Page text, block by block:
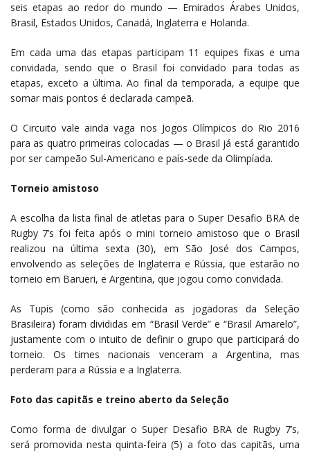
seis etapas ao redor do mundo — Emirados Árabes Unidos,
Brasil, Estados Unidos, Canadá, Inglaterra e Holanda.
Em cada uma das etapas participam 11 equipes fixas e uma
convidada, sendo que o Brasil foi convidado para todas as
etapas, exceto a última. Ao final da temporada, a equipe que
somar mais pontos é declarada campeã.
O Circuito vale ainda vaga nos Jogos Olímpicos do Rio 2016
para as quatro primeiras colocadas — o Brasil já está garantido
por ser campeão Sul-Americano e país-sede da Olimpíada.
Torneio amistoso
A escolha da lista final de atletas para o Super Desafio BRA de
Rugby 7’s foi feita após o mini torneio amistoso que o Brasil
realizou na última sexta (30), em São José dos Campos,
envolvendo as seleções de Inglaterra e Rússia, que estarão no
torneio em Barueri, e Argentina, que jogou como convidada.
As Tupis (como são conhecida as jogadoras da Seleção
Brasileira) foram divididas em “Brasil Verde” e “Brasil Amarelo”,
justamente com o intuito de definir o grupo que participará do
torneio. Os times nacionais venceram a Argentina, mas
perderam para a Rússia e a Inglaterra.
Foto das capitãs e treino aberto da Seleção
Como forma de divulgar o Super Desafio BRA de Rugby 7’s,
será promovida nesta quinta-feira (5) a foto das capitãs, uma